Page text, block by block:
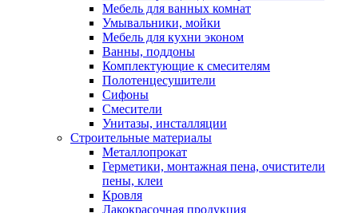
Мебель для ванных комнат
Умывальники, мойки
Мебель для кухни эконом
Ванны, поддоны
Комплектующие к смесителям
Полотенцесушители
Сифоны
Смесители
Унитазы, инсталляции
Строительные материалы
Металлопрокат
Герметики, монтажная пена, очистители
пены, клеи
Кровля
Лакокрасочная продукция